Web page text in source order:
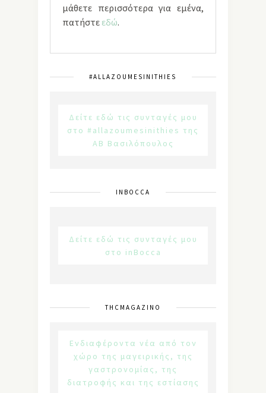
μάθετε περισσότερα για εμένα,
πατήστε εδώ.
#ALLAZOUMESINITHIES
Δείτε εδώ τις συνταγές μου
στο #allazoumesinithies της
ΑΒ Βασιλόπουλος
INBOCCA
Δείτε εδώ τις συνταγές μου
στο inBocca
THCMAGAZINO
Ενδιαφέροντα νέα από τον
χώρο της μαγειρικής, της
γαστρονομίας, της
διατροφής και της εστίασης